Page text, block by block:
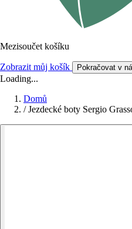
Mezisoučet košíku
Zobrazit můj košík Pokračovat v
Loading...
Domů
/ Jezdecké boty Sergio